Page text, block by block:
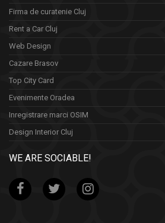
Firma de curatenie Cluj
Rent a Car Cluj
Web Design
Cazare Brasov
Top City Card
Evenimente Oradea
Inregistrare marci OSIM
Design Interior Cluj
WE ARE SOCIABLE!